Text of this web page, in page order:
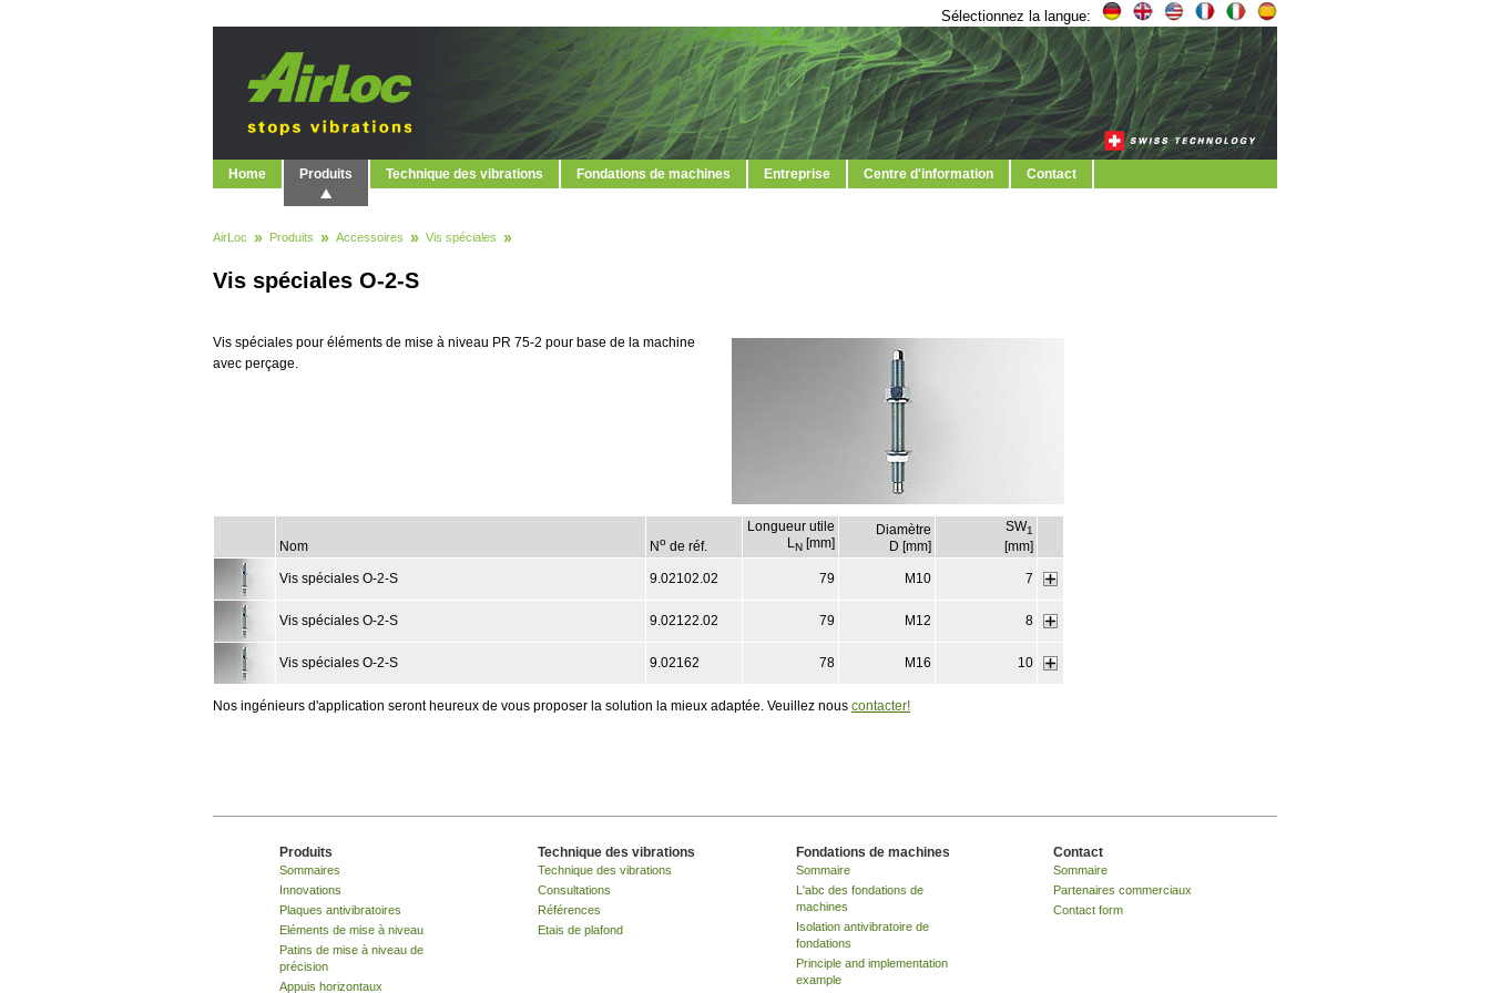
Sélectionnez la langue:
Home Produits Technique des vibrations Fondations de machines Entreprise Centre d'information Contact
AirLoc Produits Accessoires Vis spéciales
Vis spéciales O-2-S
Vis spéciales pour éléments de mise à niveau PR 75-2 pour base de la machine
avec perçage.
Nom No de réf.
Longueur utile
LN [mm]
Diamètre
D [mm]
SW1
[mm]
Vis spéciales O-2-S 9.02102.02 79 M10 7
Vis spéciales O-2-S 9.02122.02 79 M12 8
Vis spéciales O-2-S 9.02162 78 M16 10
Nos ingénieurs d'application seront heureux de vous proposer la solution la mieux adaptée. Veuillez nous contacter!
Produits
Sommaires
Innovations
Plaques antivibratoires
Eléments de mise à niveau
Patins de mise à niveau de
précision
Appuis horizontaux
Technique des vibrations
Technique des vibrations
Consultations
Références
Etais de plafond
Fondations de machines
Sommaire
L'abc des fondations de
machines
Isolation antivibratoire de
fondations
Principle and implementation
example
Contact
Sommaire
Partenaires commerciaux
Contact form